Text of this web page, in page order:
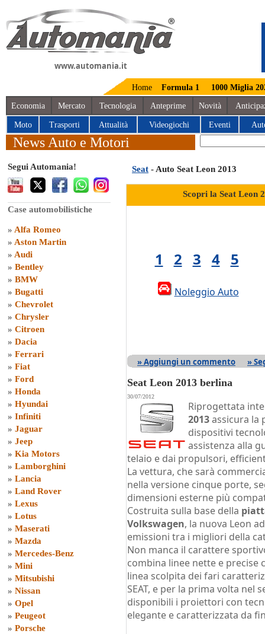
www.automania.it
Home Formula 1 1000 Miglia
Economia Mercato Tecnologia Anteprime Novità
Moto Trasporti Attualità Videogiochi Eventi
News Auto e Motori
Segui Automania!
Case automobilistiche
» Alfa Romeo
» Aston Martin
» Audi
» Bentley
» BMW
» Bugatti
» Chevrolet
» Chrysler
» Citroen
» Dacia
» Ferrari
» Fiat
» Ford
» Honda
» Hyundai
» Infiniti
» Jaguar
» Jeep
» Kia Motors
» Lamborghini
» Lancia
» Land Rover
» Lexus
» Lotus
» Maserati
» Mazda
» Mercedes-Benz
» Mini
» Mitsubishi
» Nissan
» Opel
» Peugeot
» Porsche
Seat - Auto Seat Leon 2013
Scopri la Seat Leon
1 2 3 4 5
Noleggio Auto
» Aggiungi un commento »
Seat Leon 2013 berlina
30/07/2012
Riprogettata
2013assicura la
dispositivi
assistenza alla
telaio e dai propulsori,
La vettura, che sarà
nella versione cinque porte,
dimensioni esterne più
Costruita sulla base della
Volkswagen, la nuova Leon
emissioni tra i migliori della
Non manca il carattere
combina linee nette e precise
linea scolpita dei fari
SEAT, e per la prima volta nel
disponibili i proiettori con
elegante e caratterizzata da